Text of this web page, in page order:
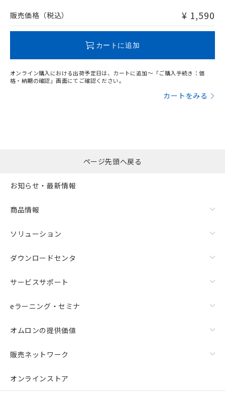
問い合わせください。
販売価格（税込） ¥ 1,590
カートに追加
オンライン購入における出荷予定日は、カートに追加～「ご購入手続き：価
格・納期の確認」画面にてご確認ください。
カートをみる
ページ先頭へ戻る
お知らせ・最新情報
商品情報
ソリューション
ダウンロードセンタ
サービスサポート
eラーニング・セミナ
オムロンの提供価値
販売ネットワーク
オンラインストア